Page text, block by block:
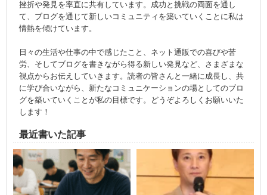
挫折や発見を率直に共有しています。成功と挑戦の両面を通し
て、ブログを通じて新しいコミュニティを築いていくことに私は
情熱を傾けています。
日々の生活や仕事の中で感じたこと、ネット通販での喜びや苦
労、そしてブログを書きながら得る新しい発見など、さまざまな
視点からお伝えしていきます。読者の皆さんと一緒に成長し、共
に学び合いながら、新たなコミュニケーションの場としてのブロ
グを築いていくことが私の目標です。どうぞよろしくお願いいた
します！
最近書いた記事